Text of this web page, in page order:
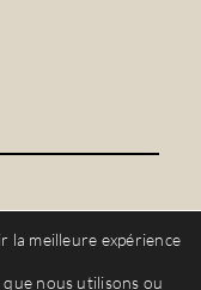
la meilleure expérience
que nous utilisons ou